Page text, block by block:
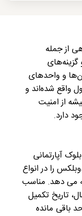
از جمله
گزینه‌های
و واحدهای
واقع شده‌اند و
از امنیت
دارد.
آپارتمانی
را در انواع
می دهد. مناسب
تاریخ تکمیل
واحد باقی مانده